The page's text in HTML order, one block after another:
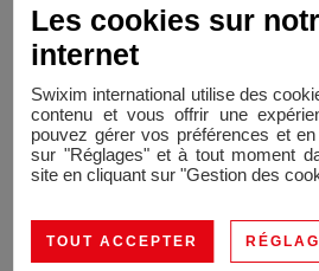
169 000 euros
Les cookies sur
internet
Swixim international utilise des
contenu et vous offrir une
pouvez gérer vos préférences et
sur "Réglages" et à tout moment
site en cliquant sur "Gestion des
TOUT ACCEPTER